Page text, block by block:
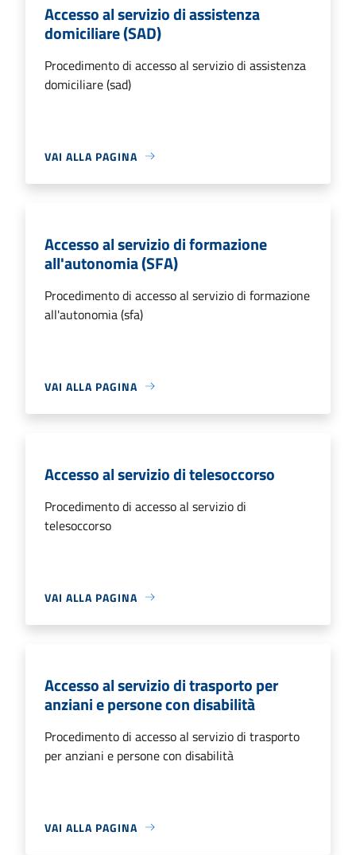
Accesso al servizio di assistenza
domiciliare (SAD)
Procedimento di accesso al servizio di assistenza
domiciliare (sad)
VAI ALLA PAGINA
Accesso al servizio di formazione
all'autonomia (SFA)
Procedimento di accesso al servizio di formazione
all'autonomia (sfa)
VAI ALLA PAGINA
Accesso al servizio di telesoccorso
Procedimento di accesso al servizio di
telesoccorso
VAI ALLA PAGINA
Accesso al servizio di trasporto per
anziani e persone con disabilità
Procedimento di accesso al servizio di trasporto
per anziani e persone con disabilità
VAI ALLA PAGINA